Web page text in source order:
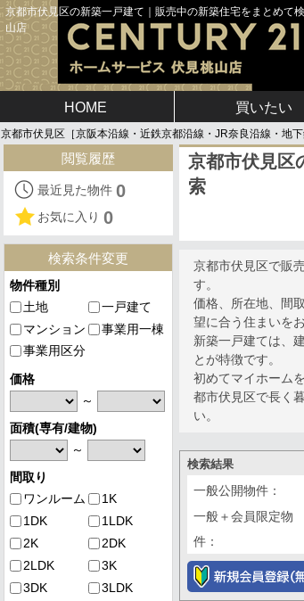
京都市伏見区の新築一戸建て｜販売中の新築住宅をまとめて
山店
HOME 買いたい
京都市伏見区［京阪本沿線・近鉄京都沿線・JR奈良沿線・地
京都市伏見区
索
京都市伏見区で販
す。
価格、所在地、間
望に合う住まいを
新築一戸建ては、
とが特徴です。
初めてマイホーム
都市伏見区で長く
い。
検索結果
一般公開物件：
一般＋会員限定物
件：
閲覧履歴
最近見た物件 0
お気に入り 0
検索条件変更
物件種別
土地
一戸建て
マンション
事業用一棟
事業用区分
価格
～
面積(専有/建物)
～
間取り
ワンルーム
1K
1DK
1LDK
2K
2DK
2LDK
3K
3DK
3LDK